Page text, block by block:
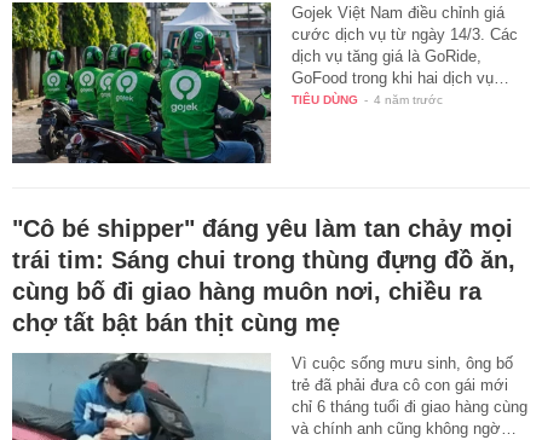
Gojek Việt Nam điều chỉnh giá
cước dịch vụ từ ngày 14/3. Các
dịch vụ tăng giá là GoRide,
GoFood trong khi hai dịch vụ…
TIÊU DÙNG - 4 năm trước
"Cô bé shipper" đáng yêu làm tan chảy mọi
trái tim: Sáng chui trong thùng đựng đồ ăn,
cùng bố đi giao hàng muôn nơi, chiều ra
chợ tất bật bán thịt cùng mẹ
Vì cuộc sống mưu sinh, ông bố
trẻ đã phải đưa cô con gái mới
chỉ 6 tháng tuổi đi giao hàng cùng
và chính anh cũng không ngờ…